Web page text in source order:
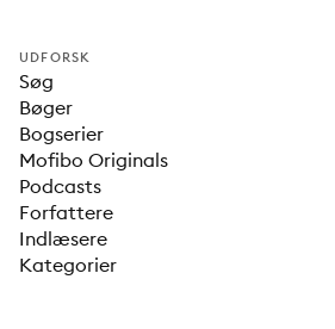
UDFORSK
Søg
Bøger
Bogserier
Mofibo Originals
Podcasts
Forfattere
Indlæsere
Kategorier